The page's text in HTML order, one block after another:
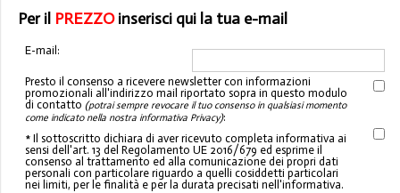
Per il PREZZOinserisci qui la tua e-mail
E-mail:
Presto il consenso a ricevere newsletter con informazioni
promozionali all'indirizzo mail riportato sopra in questo modulo
di contatto (potrai sempre revocare il tuo consenso in qualsiasi momento
come indicato nella nostra informativa Privacy):
* Il sottoscritto dichiara di aver ricevuto completa informativa ai
sensi dell'art. 13 del Regolamento UE 2016/679 ed esprime il
consenso al trattamento ed alla comunicazione dei propri dati
personali con particolare riguardo a quelli cosiddetti particolari
nei limiti, per le finalità e per la durata precisati nell'informativa.